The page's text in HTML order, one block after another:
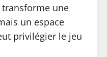
transforme une
un espace
privilégier le jeu